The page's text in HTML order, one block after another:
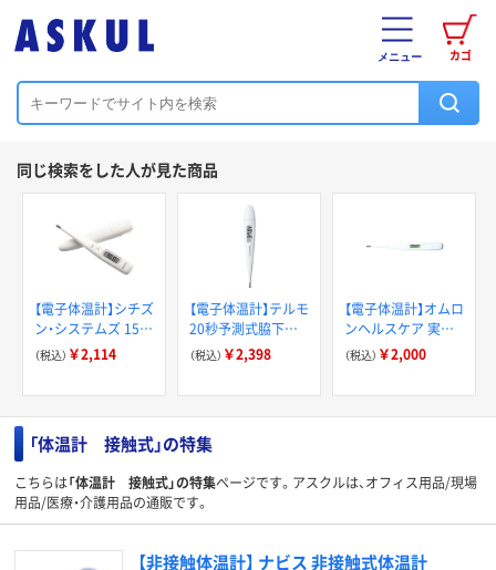
カゴ
メニュー
同じ検索をした人が見た商品
【電子体温計】シチズ
ン・システムズ 15秒
予測式脇下体温計
CTE707 ホワイト 1
（税込） ￥2,114
【電子体温計】テルモ
20秒予測式脇下体
温計 ET-C231P ホ
ワイト 1台
（税込） ￥2,398
【電子体温計】オムロ
ンヘルスケア 実測
式体温計 MC-
141W-HP ホワイト
（税込） ￥2,000
「体温計 接触式」の特集
こちらは「体温計 接触式」の特集ページです。アスクルは、オフィス用品/現場
用品/医療・介護用品の通販です。
【非接触体温計】 ナビス 非接触式体温計